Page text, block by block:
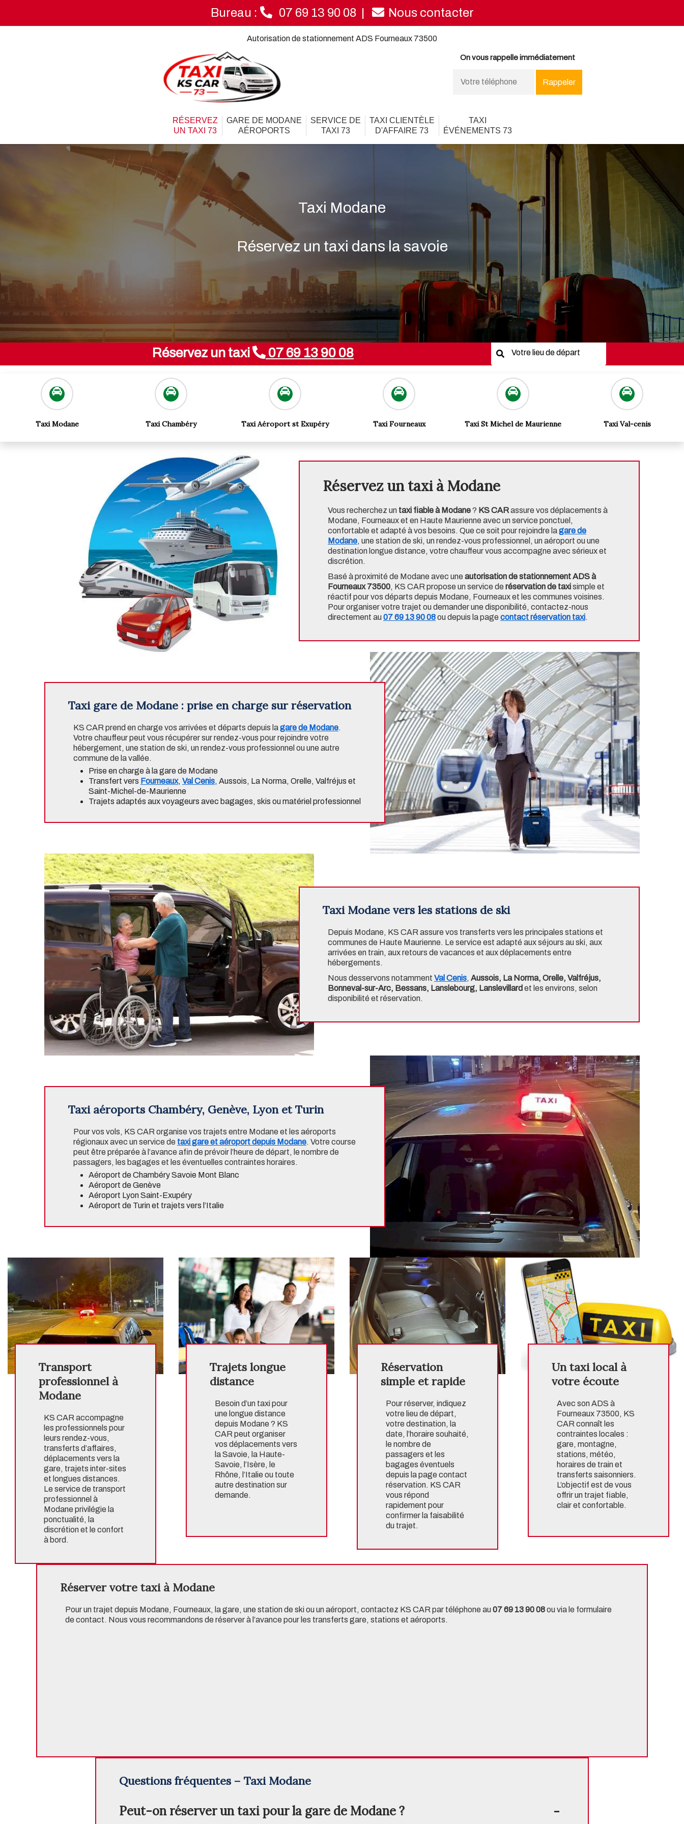
Bureau : 07 69 13 90 08 Nous contacter
Autorisation de stationnement ADS Fourneaux 73500
On vous rappelle immédiatement
RÉSERVEZ
UN TAXI 73
GARE DE MODANE
AÉROPORTS
SERVICE DE
TAXI 73
TAXI CLIENTÈLE
D'AFFAIRE 73
TAXI
ÉVÉNEMENTS 73
Taxi Modane
Réservez un taxi dans la savoie
Réservez un taxi - Taxi événements -
: Undefined variable $mot_cle6 in
/home/www/vhosts/taxi-modane-
73.fr/httpdocs1/includes/slider.php
on line
Warning : Undefined variable $mot_cle6_br in
/home/www/vhosts/taxi-modane-
73.fr/httpdocs1/includes/slider.phpon line17
Réservez un taxi 07 69 13 90 08
Taxi Modane Taxi Chambéry Taxi Aéroport st Exupéry Taxi Fourneaux Taxi St Michel de Maurienne Taxi Val-cenis
Réservez un taxi à Modane
Vous recherchez un taxi fiable à Modane? KS CARassure vos déplacements à
Modane, Fourneaux et en Haute Maurienne avec un service ponctuel,
confortable et adapté à vos besoins. Que ce soit pour rejoindre lagare de
Modane, une station de ski, un rendez-vous professionnel, un aéroport ou une
destination longue distance, votre chauffeur vous accompagne avec sérieux et
discrétion.
Basé à proximité de Modane avec une autorisation de stationnement ADS à
Fourneaux 73500, KS CAR propose un service de réservation de taxisimple et
réactif pour vos départs depuis Modane, Fourneaux et les communes voisines.
Pour organiser votre trajet ou demander une disponibilité, contactez-nous
directement au07 69 13 90 08ou depuis la page contact réservation taxi.
Taxi gare de Modane : prise en charge sur réservation
KS CAR prend en charge vos arrivées et départs depuis lagare de Modane.
Votre chauffeur peut vous récupérer sur rendez-vous pour rejoindre votre
hébergement, une station de ski, un rendez-vous professionnel ou une autre
commune de la vallée.
Prise en charge à la gare de Modane
Transfert vers Fourneaux, Val Cenis, Aussois, La Norma, Orelle, Valfréjus et
Saint-Michel-de-Maurienne
Trajets adaptés aux voyageurs avec bagages, skis ou matériel professionnel
Taxi Modane vers les stations de ski
Depuis Modane, KS CAR assure vos transferts vers les principales stations et
communes de Haute Maurienne. Le service est adapté aux séjours au ski, aux
arrivées en train, aux retours de vacances et aux déplacements entre
hébergements.
Nous desservons notamment Val Cenis, Aussois, La Norma, Orelle, Valfréjus,
Bonneval-sur-Arc, Bessans, Lanslebourg, Lanslevillard et les environs, selon
disponibilité et réservation.
Taxi aéroports Chambéry, Genève, Lyon et Turin
Pour vos vols, KS CAR organise vos trajets entre Modane et les aéroports
régionaux avec un service de taxi gare et aéroport depuis Modane. Votre course
peut être préparée à l’avance afin de prévoir l’heure de départ, le nombre de
passagers, les bagages et les éventuelles contraintes horaires.
Aéroport de Chambéry Savoie Mont Blanc
Aéroport de Genève
Aéroport Lyon Saint-Exupéry
Aéroport de Turin et trajets vers l’Italie
Transport
professionnel à
Modane
KS CAR accompagne
les professionnels pour
leurs rendez-vous,
transferts d’affaires,
déplacements vers la
gare, trajets inter-sites
et longues distances.
Le service de transport
professionnel à
Modane privilégie la
ponctualité, la
discrétion et le confort
à bord.
Trajets longue
distance
Besoin d’un taxi pour
une longue distance
depuis Modane ? KS
CAR peut organiser
vos déplacements vers
la Savoie, la Haute-
Savoie, l’Isère, le
Rhône, l’Italie ou toute
autre destination sur
demande.
Réservation
simple et rapide
Pour réserver, indiquez
votre lieu de départ,
votre destination, la
date, l’horaire souhaité,
le nombre de
passagers et les
bagages éventuels
depuis la page contact
réservation. KS CAR
vous répond
rapidement pour
confirmer la faisabilité
du trajet.
Un taxi local à
votre écoute
Avec son ADS à
Fourneaux 73500, KS
CAR connaît les
contraintes locales :
gare, montagne,
stations, météo,
horaires de train et
transferts saisonniers.
L’objectif est de vous
offrir un trajet fiable,
clair et confortable.
Réserver votre taxi à Modane
Pour un trajet depuis Modane, Fourneaux, la gare, une station de ski ou un aéroport, contactez KS CAR par téléphone au07 69 13 90 08ou via le formulaire
de contact. Nous vous recommandons de réserver à l’avance pour les transferts gare, stations et aéroports.
Questions fréquentes – Taxi Modane
Peut-on réserver un taxi pour la gare de Modane ?